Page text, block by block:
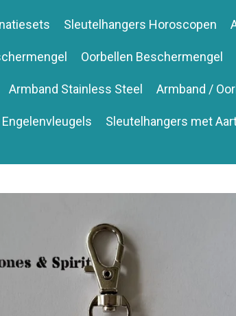
Sleutelhangers Horoscopen
Oorbellen Beschermengel
Armband Stainless Steel Armband /
Sleutelhangers met